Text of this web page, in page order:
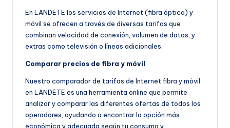
En LANDETE los servicios de Internet (fibra óptica) y
móvil se ofrecen a través de diversas tarifas que
combinan velocidad de conexión, volumen de datos, y
extras como televisión o líneas adicionales.
Comparar precios de fibra y móvil
Nuestro comparador de tarifas de Internet fibra y móvil
en LANDETE es una herramienta online que permite
analizar y comparar las diferentes ofertas de todos los
operadores, ayudando a encontrar la opción más
económica y adecuada según tu consumo y